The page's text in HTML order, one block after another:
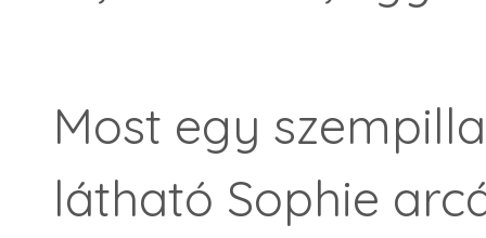
Most egy
látható Sophie